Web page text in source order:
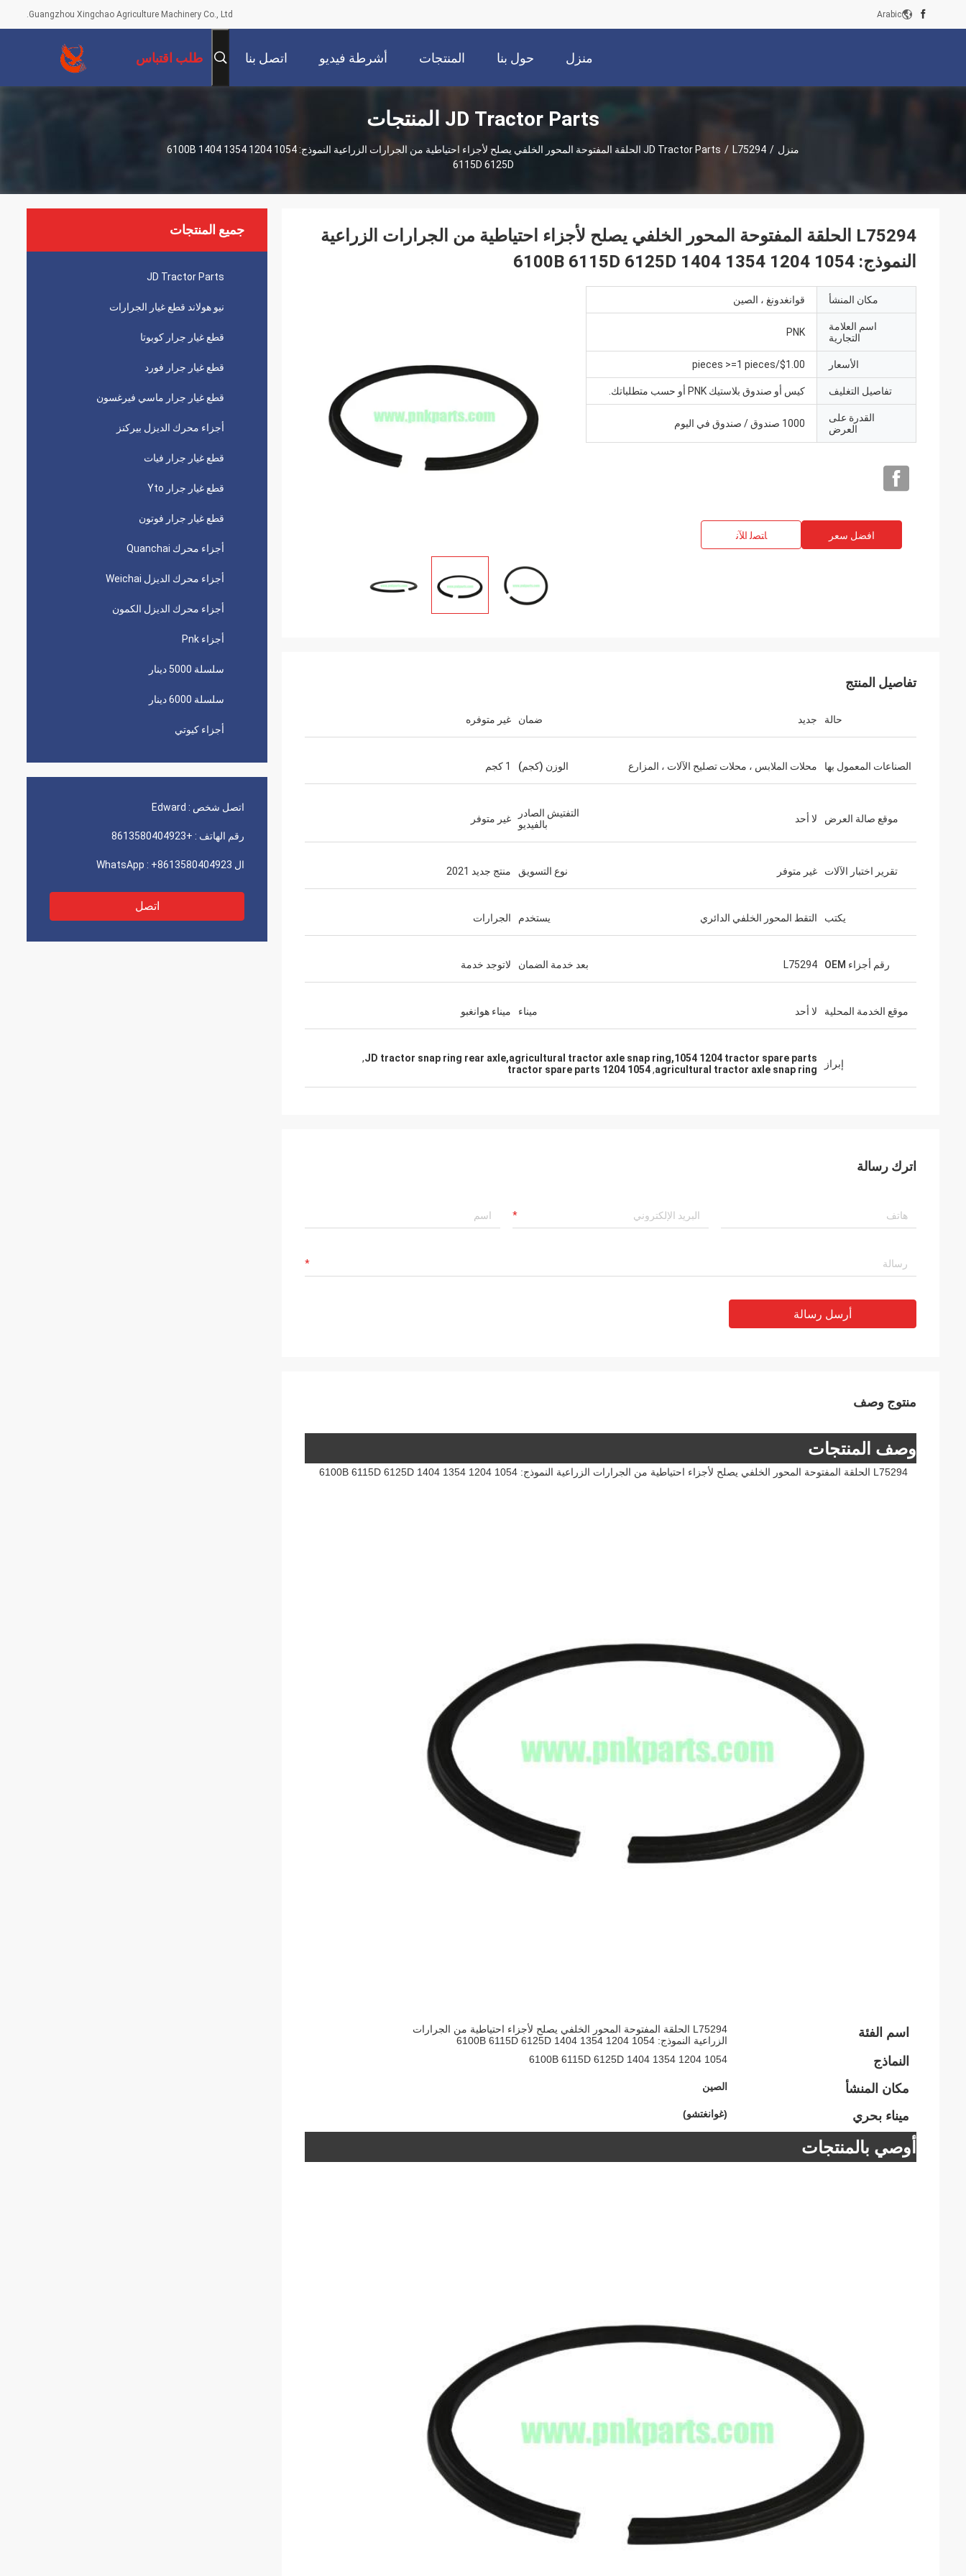
Guangzhou Xingchao Agriculture Machinery Co., Ltd. Arabic
منزل حول بنا المنتجات أشرطة فيديو اتصل بنا طلب اقتباس
JD Tractor Parts المنتجات
منزل /
JD Tractor Parts /
L75294 الحلقة المفتوحة المحور الخلفي يصلح لأجزاء احتياطية من الجرارات الزراعية النموذج: 1054 1204 1354 1404 6100B
6115D 6125D
جميع المنتجات
JD Tractor Parts
نيو هولاند قطع غيار الجرارات
قطع غيار جرار كوبوتا
قطع غيار جرار فورد
قطع غيار جرار ماسي فيرغسون
أجزاء محرك الديزل بيركنز
قطع غيار جرار فيات
قطع غيار جرار Yto
قطع غيار جرار فوتون
أجزاء محرك Quanchai
أجزاء محرك الديزل Weichai
أجزاء محرك الديزل الكمون
أجزاء Pnk
سلسلة 5000 دينار
سلسلة 6000 دينار
أجزاء كيوتي
اتصل شخص : Edward
رقم الهاتف : +8613580404923
ال WhatsApp : +8613580404923
اتصل
L75294 الحلقة المفتوحة المحور الخلفي يصلح لأجزاء احتياطية من الجرارات الزراعية
النموذج: 1054 1204 1354 1404 6100B 6115D 6125D
مكان المنشأ قوانغدونغ ، الصين
اسم العلامة
التجارية
PNK
الأسعار $1.00/pieces >=1 pieces
تفاصيل التغليف كيس أو صندوق بلاستيك PNK أو حسب متطلباتك.
القدرة على
العرض
1000 صندوق / صندوق في اليوم
افضل سعر ﺎﺘﺼﻟ ﺍﻶﻧ
تفاصيل المنتج
حالة جديد ضمان غير متوفره
الصناعات المعمول بها محلات الملابس ، محلات تصليح الآلات ، المزارع الوزن (كجم) 1 كجم
موقع صالة العرض لا أحد
التفتيش الصادر
بالفيديو
غير متوفر
تقرير اختبار الآلات غير متوفر نوع التسويق منتج جديد 2021
يكتب التقط المحور الخلفي الدائري يستخدم الجرارات
رقم أجزاء OEM L75294 بعد خدمة الضمان لاتوجد خدمة
موقع الخدمة المحلية لا أحد ميناء ميناء هوانغبو
إبراز JD tractor snap ring rear axle,agricultural tractor axle snap ring,1054 1204 tractor spare parts
,
agricultural tractor axle snap ring
,
1054 1204 tractor spare parts
اترك رسالة
أرسل رسالة
منتوج وصف
وصف المنتجات
L75294 الحلقة المفتوحة المحور الخلفي يصلح لأجزاء احتياطية من الجرارات الزراعية النموذج: 1054 1204 1354 1404 6100B 6115D 6125D
اسم الفئة
L75294 الحلقة المفتوحة المحور الخلفي يصلح لأجزاء احتياطية من الجرارات
الزراعية النموذج: 1054 1204 1354 1404 6100B 6115D 6125D
النماذج 1054 1204 1354 1404 6100B 6115D 6125D
مكان المنشأ الصين
ميناء بحري (غوانغتشو)
أوصي بالمنتجات